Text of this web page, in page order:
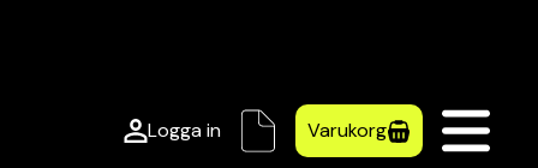
Logga in Varukorg